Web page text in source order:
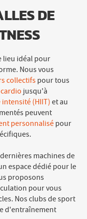
DE
lieu idéal pour
Nous vous
collectifspour tous
cardio jusqu'à
(HIIT) et au
peuvent
personnalisé pour
machines de
espace dédié pour le
proposons
pour vous
Nos clubs de sport
d'entraînement